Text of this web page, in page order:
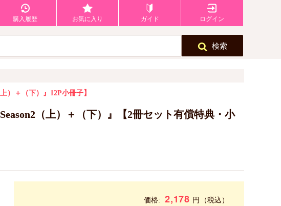
購入履歴 お気に入り ガイド ログイン
検索
）＋（下）』12P小冊子】
（上）＋（下）』【2冊セット有償特典・小
価格: 2,178 円
（税込）